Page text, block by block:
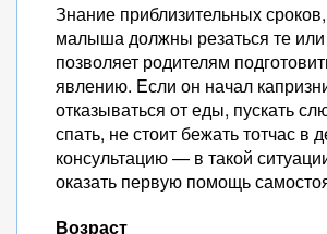
Знание приблизительных сроков,
малыша должны резаться те
позволяет родителям
явлению. Если он начал
отказываться от еды, пускать
спать, не стоит бежать тотчас в
консультацию — в такой
оказать первую помощь
Возраст